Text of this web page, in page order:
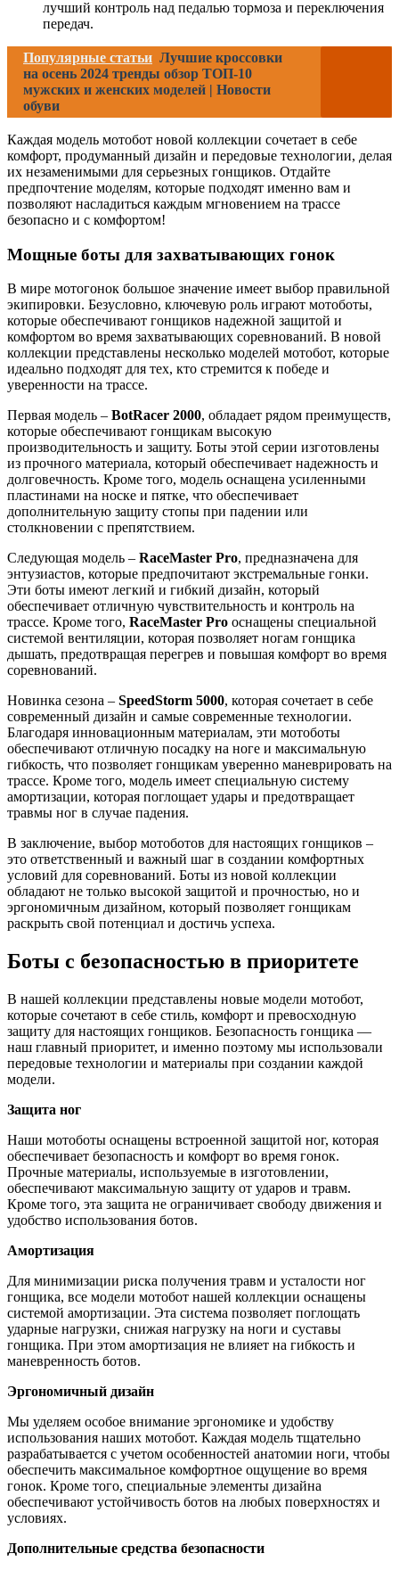
лучший контроль над педалью тормоза и переключения
передач.
Популярные статьи Лучшие кроссовки
на осень 2024 тренды обзор ТОП-10
мужских и женских моделей | Новости
обуви
Каждая модель мотобот новой коллекции сочетает в себе
комфорт, продуманный дизайн и передовые технологии, делая
их незаменимыми для серьезных гонщиков. Отдайте
предпочтение моделям, которые подходят именно вам и
позволяют насладиться каждым мгновением на трассе
безопасно и с комфортом!
Мощные боты для захватывающих гонок
В мире мотогонок большое значение имеет выбор правильной
экипировки. Безусловно, ключевую роль играют мотоботы,
которые обеспечивают гонщиков надежной защитой и
комфортом во время захватывающих соревнований. В новой
коллекции представлены несколько моделей мотобот, которые
идеально подходят для тех, кто стремится к победе и
уверенности на трассе.
Первая модель – BotRacer 2000, обладает рядом преимуществ,
которые обеспечивают гонщикам высокую
производительность и защиту. Боты этой серии изготовлены
из прочного материала, который обеспечивает надежность и
долговечность. Кроме того, модель оснащена усиленными
пластинами на носке и пятке, что обеспечивает
дополнительную защиту стопы при падении или
столкновении с препятствием.
Следующая модель – RaceMaster Pro, предназначена для
энтузиастов, которые предпочитают экстремальные гонки.
Эти боты имеют легкий и гибкий дизайн, который
обеспечивает отличную чувствительность и контроль на
трассе. Кроме того, RaceMaster Pro оснащены специальной
системой вентиляции, которая позволяет ногам гонщика
дышать, предотвращая перегрев и повышая комфорт во время
соревнований.
Новинка сезона – SpeedStorm 5000, которая сочетает в себе
современный дизайн и самые современные технологии.
Благодаря инновационным материалам, эти мотоботы
обеспечивают отличную посадку на ноге и максимальную
гибкость, что позволяет гонщикам уверенно маневрировать на
трассе. Кроме того, модель имеет специальную систему
амортизации, которая поглощает удары и предотвращает
травмы ног в случае падения.
В заключение, выбор мотоботов для настоящих гонщиков –
это ответственный и важный шаг в создании комфортных
условий для соревнований. Боты из новой коллекции
обладают не только высокой защитой и прочностью, но и
эргономичным дизайном, который позволяет гонщикам
раскрыть свой потенциал и достичь успеха.
Боты с безопасностью в приоритете
В нашей коллекции представлены новые модели мотобот,
которые сочетают в себе стиль, комфорт и превосходную
защиту для настоящих гонщиков. Безопасность гонщика —
наш главный приоритет, и именно поэтому мы использовали
передовые технологии и материалы при создании каждой
модели.
Защита ног
Наши мотоботы оснащены встроенной защитой ног, которая
обеспечивает безопасность и комфорт во время гонок.
Прочные материалы, используемые в изготовлении,
обеспечивают максимальную защиту от ударов и травм.
Кроме того, эта защита не ограничивает свободу движения и
удобство использования ботов.
Амортизация
Для минимизации риска получения травм и усталости ног
гонщика, все модели мотобот нашей коллекции оснащены
системой амортизации. Эта система позволяет поглощать
ударные нагрузки, снижая нагрузку на ноги и суставы
гонщика. При этом амортизация не влияет на гибкость и
маневренность ботов.
Эргономичный дизайн
Мы уделяем особое внимание эргономике и удобству
использования наших мотобот. Каждая модель тщательно
разрабатывается с учетом особенностей анатомии ноги, чтобы
обеспечить максимальное комфортное ощущение во время
гонок. Кроме того, специальные элементы дизайна
обеспечивают устойчивость ботов на любых поверхностях и
условиях.
Дополнительные средства безопасности